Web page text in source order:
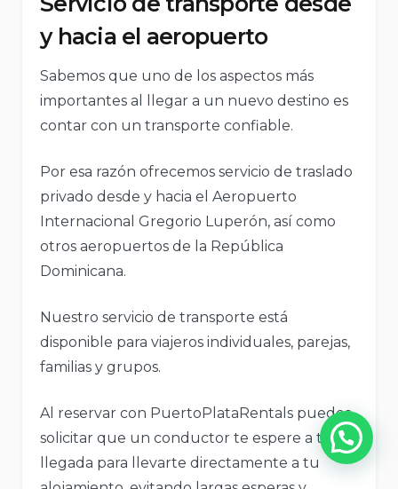
y hacia el aeropuerto
Sabemos que uno de los aspectos más
importantes al llegar a un nuevo destino es
contar con un transporte confiable.
Por esa razón ofrecemos servicio de traslado
privado desde y hacia el Aeropuerto
Internacional Gregorio Luperón, así como
otros aeropuertos de la República
Dominicana.
Nuestro servicio de transporte está
disponible para viajeros individuales, parejas,
familias y grupos.
Al reservar con PuertoPlataRentals puedes
solicitar que un conductor te espere a tu
llegada para llevarte directamente a tu